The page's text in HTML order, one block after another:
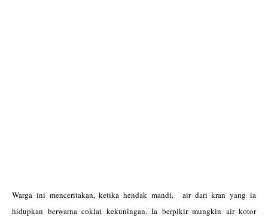
Warga ini menceritakan, ketika hendak mandi, air dari kran yang ia
hidupkan berwarna coklat kekuningan. Ia berpikir mungkin air kotor